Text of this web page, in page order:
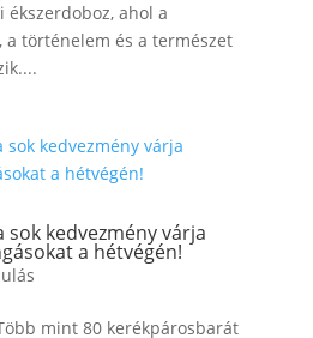
ékszerdoboz, ahol a
történelem és a természet
sok kedvezmény várja
a hétvégén!
mint 80 kerékpárosbarát